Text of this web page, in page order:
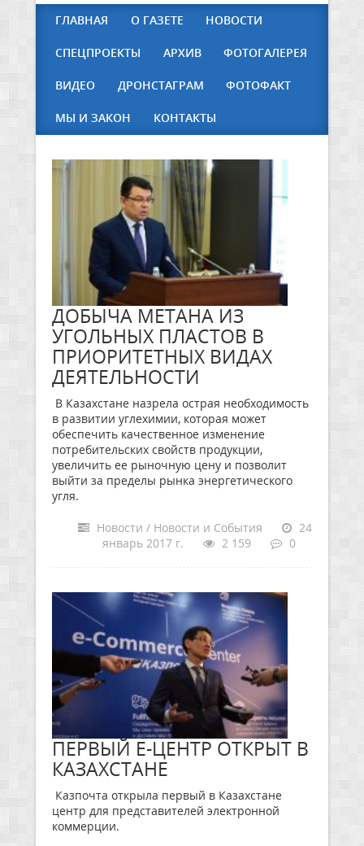
ГЛАВНАЯ О ГАЗЕТЕ НОВОСТИ
СПЕЦПРОЕКТЫ АРХИВ ФОТОГАЛЕРЕЯ
ВИДЕО ДРОНСТАГРАМ ФОТОФАКТ
МЫ И ЗАКОН КОНТАКТЫ
ДОБЫЧА МЕТАНА ИЗ
УГОЛЬНЫХ ПЛАСТОВ В
ПРИОРИТЕТНЫХ ВИДАХ
ДЕЯТЕЛЬНОСТИ
В Казахстане назрела острая необходимость
в развитии углехимии, которая может
обеспечить качественное изменение
потребительских свойств продукции,
увеличить ее рыночную цену и позволит
выйти за пределы рынка энергетического
угля.
Новости / Новости и События
24
январь 2017 г.
2 159 0
ПЕРВЫЙ Е-ЦЕНТР ОТКРЫТ В
КАЗАХСТАНЕ
Казпочта открыла первый в Казахстане
центр для представителей электронной
коммерции.